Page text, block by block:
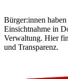
Bürger:innen
Einsichtnahme in
Verwaltung. Hier
und Transparenz.